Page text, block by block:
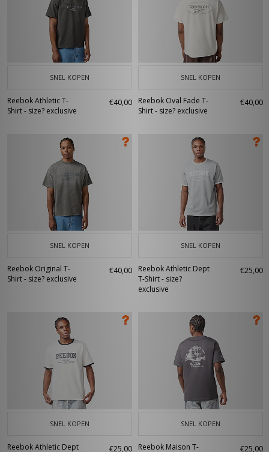
SNEL KOPEN
Reebok Athletic T-
Shirt - size? exclusive
€40,00
SNEL KOPEN
Reebok Oval Fade T-
Shirt - size? exclusive
€40,00
SNEL KOPEN
Reebok Original T-
Shirt - size? exclusive
€40,00
SNEL KOPEN
Reebok Athletic Dept
T-Shirt - size?
exclusive
€25,00
SNEL KOPEN
Reebok Athletic Dept €25,00
SNEL KOPEN
Reebok Maison T- €25,00